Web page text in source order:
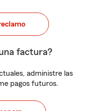
factura?
administre las
pagos futuros.